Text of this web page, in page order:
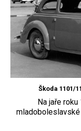
Škoda 1101/
Na jaře